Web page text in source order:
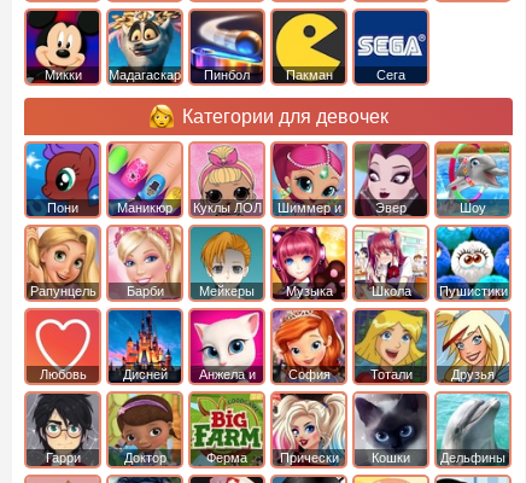
башни
Микки
Мадагаскар Пинбол Пакман Сега
Категории для девочек
Пони
креатор
Маникюр Куклы ЛОЛ
Шиммер и
Шайн
Эвер
Афтер Хай
Шоу
дельфинов
Рапунцель Барби Мейкеры Музыка Школа Пушистики
Любовь Дисней
Анжела и
том
София
Прекрасная
Тотали
Спайс
Друзья
ангелов
Гарри
Поттер
Доктор
Плюшева
Ферма Прически Кошки Дельфины